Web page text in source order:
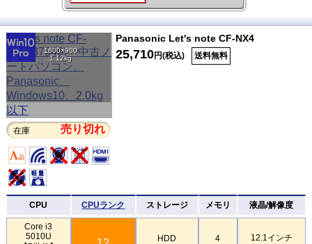
1600×900
1.12kg
在庫 売り切れ
Panasonic Let's note CF-NX4
25,710円(税込) 送料無料
CPU CPUランク ストレージ メモリ 液晶/解像度
Core i3
5010U
HDD
4
12.1インチ